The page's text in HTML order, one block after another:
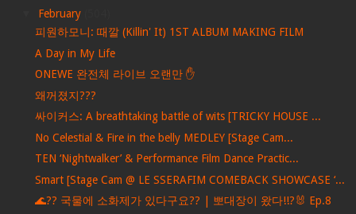
February
피원하모니: 때깔 (Killin' It) 1ST ALBUM MAKING FILM
A Day in My Life
ONEWE 완전체 라이브 오랜만 ✋
왜꺼졌지???
싸이커스: A breathtaking battle of wits [TRICKY HOUSE ...
No Celestial & Fire in the belly MEDLEY [Stage Cam...
TEN ‘Nightwalker’ & Performance Film Dance Practic...
Smart [Stage Cam @ LE SSERAFIM COMEBACK SHOWCASE ‘...
🌊?? 국물에 소화제가 있다구요?? | 뽀대장이 왔다!!?🐰 Ep.8